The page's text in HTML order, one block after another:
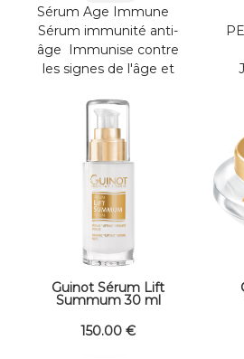
Sérum Age Immune
Sérum immunité anti-
âge Immunise contre
les signes de l'âge et
Guinot Sérum Lift
Summum 30 ml
150.00 €